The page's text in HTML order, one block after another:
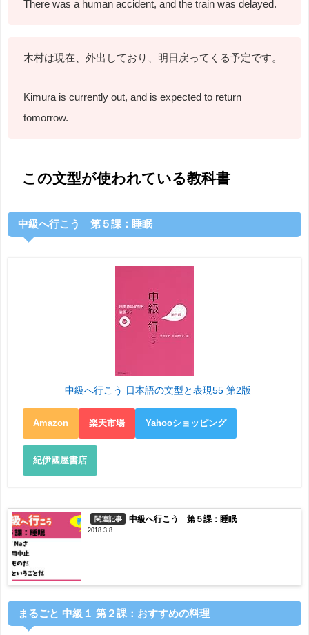
There was a human accident, and the train was delayed.
木村は現在、外出しており、明日戻ってくる予定です。
Kimura is currently out, and is expected to return
tomorrow.
この文型が使われている教科書
中級へ行こう 第５課：睡眠
中級へ行こう 日本語の文型と表現55 第2版
Amazon 楽天市場 Yahooショッピング
紀伊國屋書店
関連記事 中級へ行こう 第５課：睡眠
2018.3.8
まるごと 中級１ 第２課：おすすめの料理